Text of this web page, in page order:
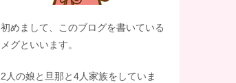
初めまして、このブログを書いている
メグといいます。
2人の娘と旦那と4人家族をしていま